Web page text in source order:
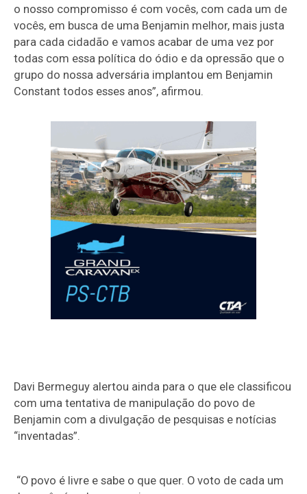
o nosso compromisso é com vocês, com cada um de
vocês, em busca de uma Benjamin melhor, mais justa
para cada cidadão e vamos acabar de uma vez por
todas com essa política do ódio e da opressão que o
grupo do nossa adversária implantou em Benjamin
Constant todos esses anos”, afirmou.
Davi Bermeguy alertou ainda para o que ele classificou
com uma tentativa de manipulação do povo de
Benjamin com a divulgação de pesquisas e notícias
“inventadas”.
“O povo é livre e sabe o que quer. O voto de cada um